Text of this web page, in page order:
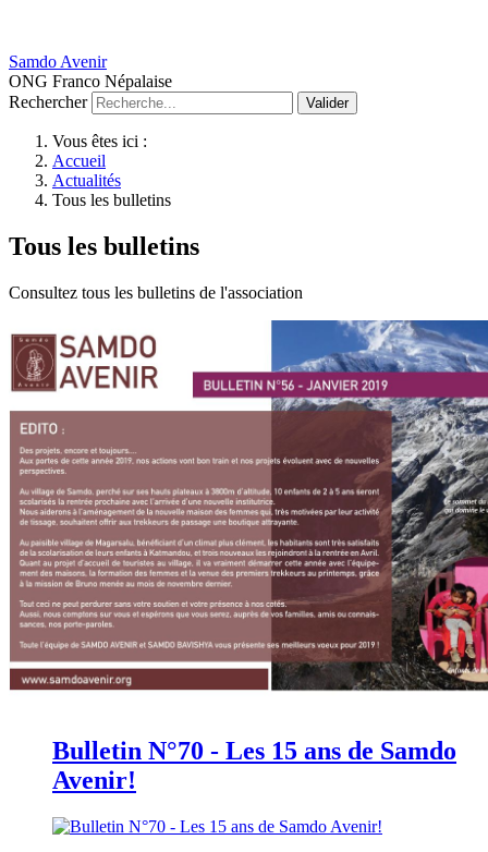
Samdo Avenir
ONG Franco Népalaise
Rechercher
Valider
Vous êtes ici :
Accueil
Actualités
Tous les bulletins
Tous les bulletins
Consultez tous les bulletins de l'association
Bulletin N°70 - Les 15 ans de Samdo
Avenir!